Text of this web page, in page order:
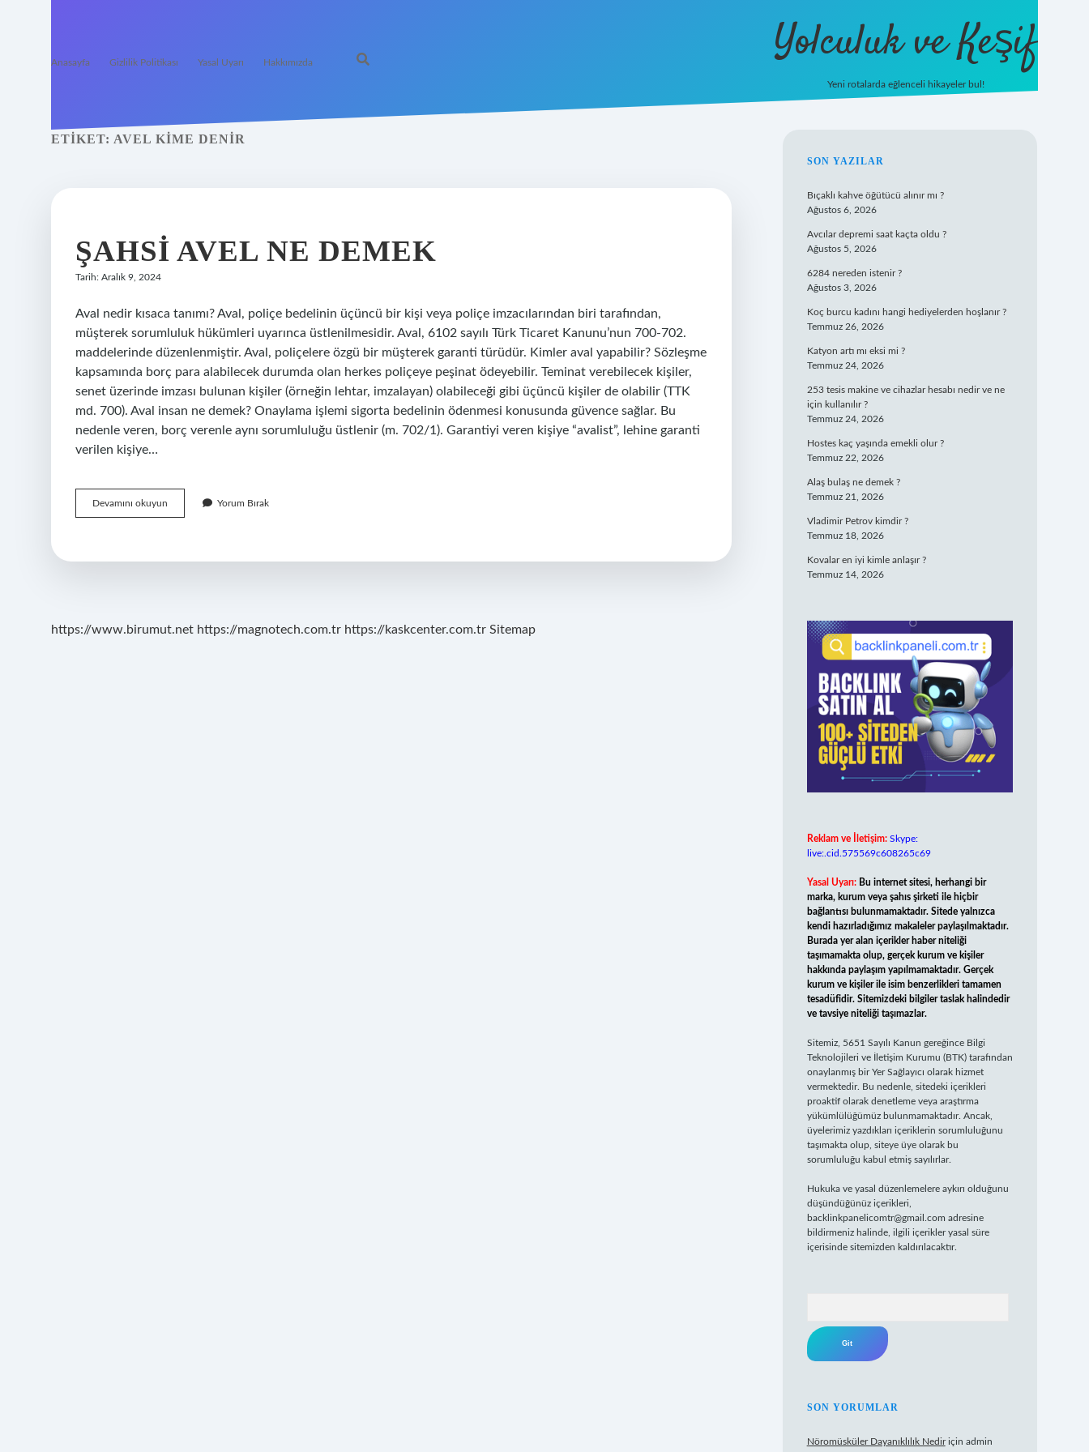
Anasayfa Gizlilik Politikası Yasal Uyarı Hakkımızda Yolculuk ve Keşif
Yeni rotalarda eğlenceli hikayeler bul!
ETIKET: AVEL KIME DENIR
ŞAHSI AVEL NE DEMEK
Tarih: Aralık 9, 2024
Aval nedir kısaca tanımı? Aval, poliçe bedelinin üçüncü bir kişi veya poliçe imzacılarından biri tarafından,
müşterek sorumluluk hükümleri uyarınca üstlenilmesidir. Aval, 6102 sayılı Türk Ticaret Kanunu’nun 700-702.
maddelerinde düzenlenmiştir. Aval, poliçelere özgü bir müşterek garanti türüdür. Kimler aval yapabilir? Sözleşme
kapsamında borç para alabilecek durumda olan herkes poliçeye peşinat ödeyebilir. Teminat verebilecek kişiler,
senet üzerinde imzası bulunan kişiler (örneğin lehtar, imzalayan) olabileceği gibi üçüncü kişiler de olabilir (TTK
md. 700). Aval insan ne demek? Onaylama işlemi sigorta bedelinin ödenmesi konusunda güvence sağlar. Bu
nedenle veren, borç verenle aynı sorumluluğu üstlenir (m. 702/1). Garantiyi veren kişiye “avalist”, lehine garanti
verilen kişiye…
Devamını okuyun
Avel
Yorum Bırak
https://www.birumut.net https://magnotech.com.tr https://kaskcenter.com.tr Sitemap
SIDEBAR
SON YAZILAR
Bıçaklı kahve öğütücü alınır mı ?
Ağustos 6, 2026
Avcılar depremi saat kaçta oldu ?
Ağustos 5, 2026
6284 nereden istenir ?
Ağustos 3, 2026
Koç burcu kadını hangi hediyelerden hoşlanır ?
Temmuz 26, 2026
Katyon artı mı eksi mi ?
Temmuz 24, 2026
253 tesis makine ve cihazlar hesabı nedir ve ne
için kullanılır ?
Temmuz 24, 2026
Hostes kaç yaşında emekli olur ?
Temmuz 22, 2026
Alaş bulaş ne demek ?
Temmuz 21, 2026
Vladimir Petrov kimdir ?
Temmuz 18, 2026
Kovalar en iyi kimle anlaşır ?
Temmuz 14, 2026
Reklam ve İletişim: Skype:
live:.cid.575569c608265c69
Yasal Uyarı: Bu internet sitesi, herhangi bir
marka, kurum veya şahıs şirketi ile hiçbir
bağlantısı bulunmamaktadır. Sitede yalnızca
kendi hazırladığımız makaleler paylaşılmaktadır.
Burada yer alan içerikler haber niteliği
taşımamakta olup, gerçek kurum ve kişiler
hakkında paylaşım yapılmamaktadır. Gerçek
kurum ve kişiler ile isim benzerlikleri tamamen
tesadüfidir. Sitemizdeki bilgiler taslak halindedir
ve tavsiye niteliği taşımazlar.
Sitemiz, 5651 Sayılı Kanun gereğince Bilgi
Teknolojileri ve İletişim Kurumu (BTK) tarafından
onaylanmış bir Yer Sağlayıcı olarak hizmet
vermektedir. Bu nedenle, sitedeki içerikleri
proaktif olarak denetleme veya araştırma
yükümlülüğümüz bulunmamaktadır. Ancak,
üyelerimiz yazdıkları içeriklerin sorumluluğunu
taşımakta olup, siteye üye olarak bu
sorumluluğu kabul etmiş sayılırlar.
Hukuka ve yasal düzenlemelere aykırı olduğunu
düşündüğünüz içerikleri,
backlinkpanelicomtr@gmail.com adresine
bildirmeniz halinde, ilgili içerikler yasal süre
içerisinde sitemizden kaldırılacaktır.
SON YORUMLAR
Nöromüsküler Dayanıklılık Nediriçin admin